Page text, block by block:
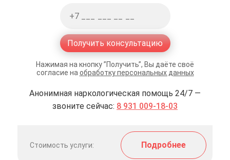
Получить консультацию
Нажимая на кнопку ”Получить”, Вы даёте своё
согласие на обработку персональных данных
Анонимная наркологическая помощь 24/7 —
звоните сейчас: 8 931 009-18-03
Стоимость услуги: Подробнее